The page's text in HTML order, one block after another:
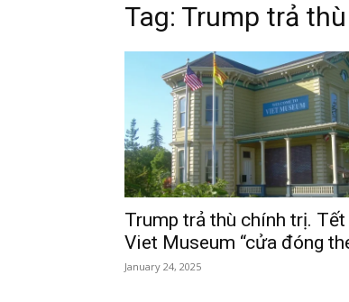
Tag: Trump trả
Trump trả thù chính trị. Tết
Viet Museum “cửa đóng
January 24, 2025